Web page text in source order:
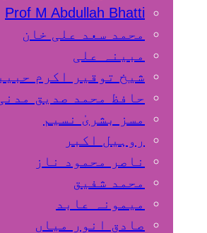
Prof M Abdullah Bhatti
محمد سعد علی خان
مبینہ علی
شیخ توقیر اکرم
حافظ محمد صدیق
مسز بشریٰ نسیم
روہیل اکبر
ناصر محمود ناز
محمد شفیق
میمونہ عابد
صادق انور میاں